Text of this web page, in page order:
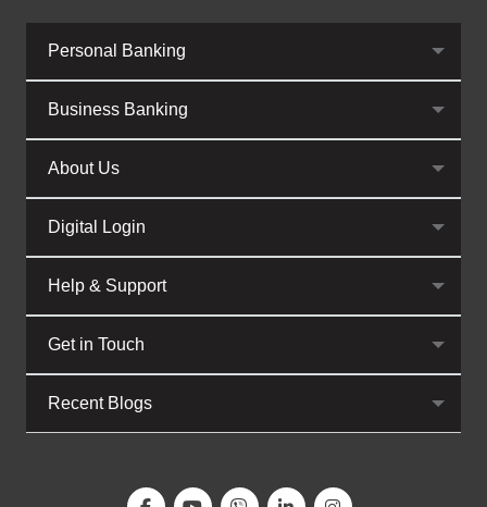
Personal Banking
Business Banking
About Us
Digital Login
Help & Support
Get in Touch
Recent Blogs